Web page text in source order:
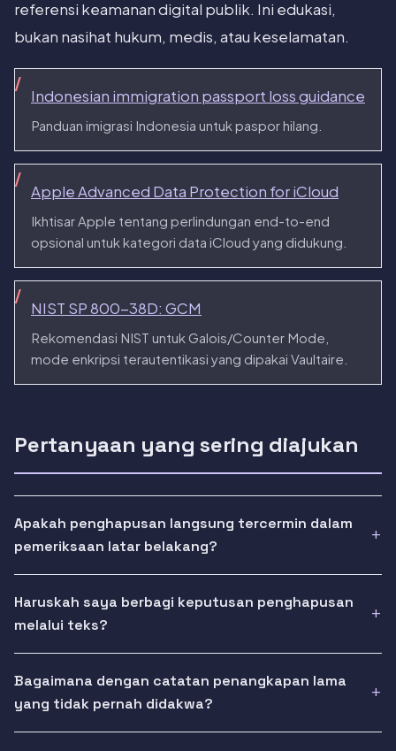
referensi keamanan digital publik. Ini edukasi,
bukan nasihat hukum, medis, atau keselamatan.
Indonesian immigration passport loss guidance
Panduan imigrasi Indonesia untuk paspor hilang.
Apple Advanced Data Protection for iCloud
Ikhtisar Apple tentang perlindungan end-to-end
opsional untuk kategori data iCloud yang didukung.
NIST SP 800-38D: GCM
Rekomendasi NIST untuk Galois/Counter Mode,
mode enkripsi terautentikasi yang dipakai Vaultaire.
Pertanyaan yang sering diajukan
Apakah penghapusan langsung tercermin dalam
pemeriksaan latar belakang?
Haruskah saya berbagi keputusan penghapusan
melalui teks?
Bagaimana dengan catatan penangkapan lama
yang tidak pernah didakwa?